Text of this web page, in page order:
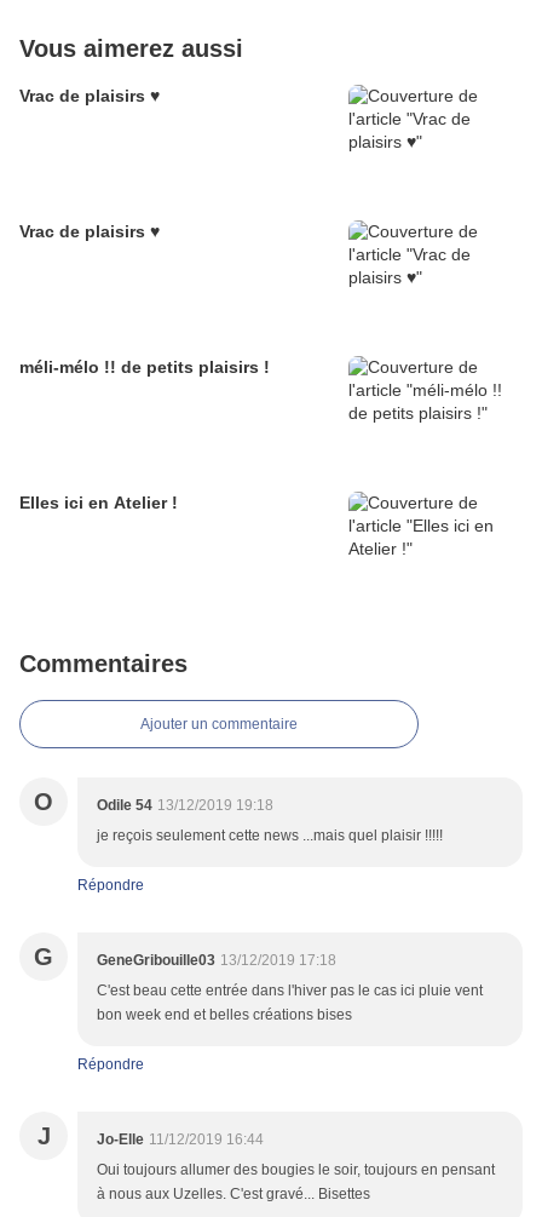
Vous aimerez aussi
Vrac de plaisirs ♥
Vrac de plaisirs ♥
méli-mélo !! de petits plaisirs !
Elles ici en Atelier !
Commentaires
Ajouter un commentaire
O Odile 54 13/12/2019 19:18
je reçois seulement cette news ...mais quel plaisir !!!!!
Répondre
G GeneGribouille03 13/12/2019 17:18
C'est beau cette entrée dans l'hiver pas le cas ici pluie vent
bon week end et belles créations bises
Répondre
J Jo-Elle 11/12/2019 16:44
Oui toujours allumer des bougies le soir, toujours en pensant
à nous aux Uzelles. C'est gravé... Bisettes